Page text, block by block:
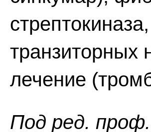
транзиторных
лечение
Пoд peд.